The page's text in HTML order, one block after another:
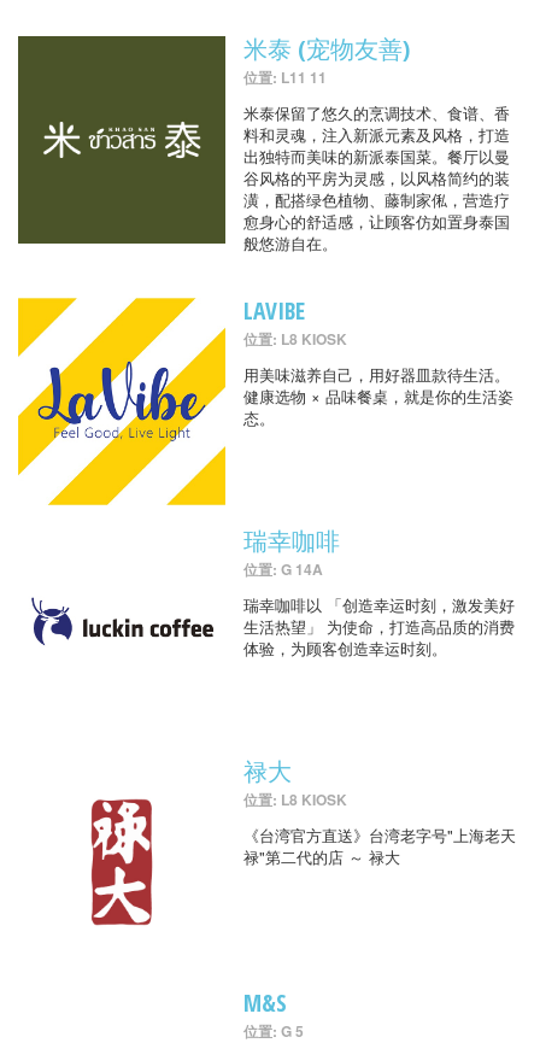
米泰 (宠物友善)
位置: L11 11
米泰保留了悠久的烹调技术、食谱、香
料和灵魂，注入新派元素及风格，打造
出独特而美味的新派泰国菜。餐厅以曼
谷风格的平房为灵感，以风格简约的装
潢，配搭绿色植物、藤制家俬，营造疗
愈身心的舒适感，让顾客仿如置身泰国
般悠游自在。
LAVIBE
位置: L8 KIOSK
用美味滋养自己，用好器皿款待生活。
健康选物 × 品味餐桌，就是你的生活姿
态。
瑞幸咖啡
位置: G 14A
瑞幸咖啡以 「创造幸运时刻，激发美好
生活热望」 为使命，打造高品质的消费
体验，为顾客创造幸运时刻。
禄大
位置: L8 KIOSK
《台湾官方直送》台湾老字号"上海老天
禄"第二代的店 ～ 禄大
M&S
位置: G 5